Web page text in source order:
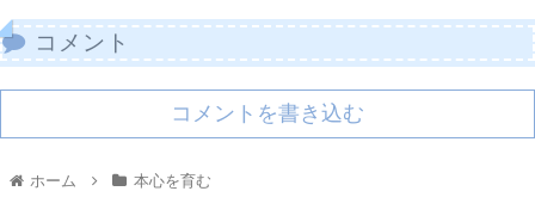
コメント
コメントを書き込む
ホーム 本心を育む